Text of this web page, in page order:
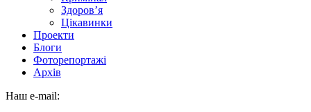
Здоров’я
Цікавинки
Проекти
Блоги
Фоторепортажі
Архів
Наш e-mail: